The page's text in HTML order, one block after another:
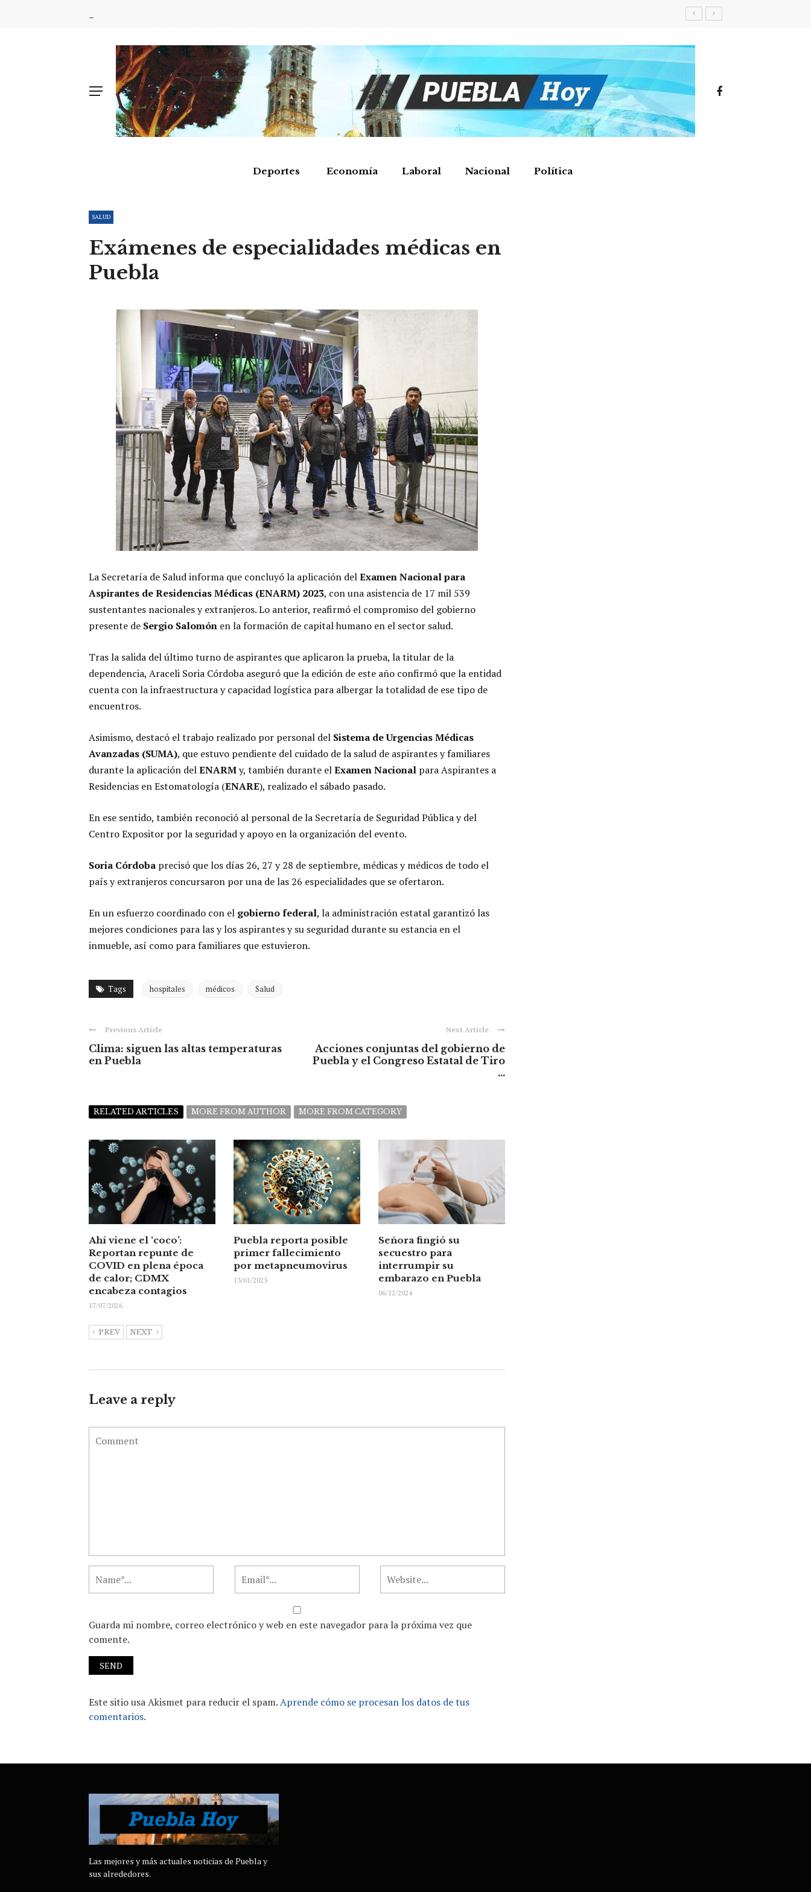
Deportes Economía Laboral Nacional Política
SALUD
Exámenes de especialidades médicas en
Puebla
La Secretaría de Salud informa que concluyó la aplicación delExamen Nacional para
Aspirantes de Residencias Médicas (ENARM) 2023, con una asistencia de 17 mil 539
sustentantes nacionales y extranjeros. Lo anterior, reafirmó el compromiso del gobierno
presente de Sergio Salomón en la formación de capital humano en el sector salud.
Tras la salida del último turno de aspirantes que aplicaron la prueba, la titular de la
dependencia, Araceli Soria Córdoba aseguró que la edición de este año confirmó que la entidad
cuenta con la infraestructura y capacidad logística para albergar la totalidad de ese tipo de
encuentros.
Asimismo, destacó el trabajo realizado por personal del Sistema de Urgencias Médicas
Avanzadas (SUMA), que estuvo pendiente del cuidado de la salud de aspirantes y familiares
durante la aplicación delENARMy, también durante elExamen Nacional para Aspirantes a
Residencias en Estomatología (ENARE), realizado el sábado pasado.
En ese sentido, también reconoció al personal de la Secretaría de Seguridad Pública y del
Centro Expositor por la seguridad y apoyo en la organización del evento.
Soria Córdoba precisó que los días 26, 27 y 28 de septiembre, médicas y médicos de todo el
país y extranjeros concursaron por una de las 26 especialidades que se ofertaron.
En un esfuerzo coordinado con el gobierno federal, la administración estatal garantizó las
mejores condiciones para las y los aspirantes y su seguridad durante su estancia en el
inmueble, así como para familiares que estuvieron.
Tags hospitales médicos Salud
Previous Article
Clima: siguen las altas temperaturas
en Puebla
Next Article
Acciones conjuntas del gobierno de
Puebla y el Congreso Estatal de Tiro
...
RELATED ARTICLES MORE FROM AUTHOR MORE FROM CATEGORY
Ahí viene el ‘coco’:
Reportan repunte de
COVID en plena época
de calor; CDMX
encabeza contagios
17/07/2026
Puebla reporta posible
primer fallecimiento
por metapneumovirus
13/01/2025
Señora fingió su
secuestro para
interrumpir su
embarazo en Puebla
06/12/2024
PREV NEXT
Leave a reply
Guarda mi nombre, correo electrónico y web en este navegador para la próxima vez que
comente.
Este sitio usa Akismet para reducir el spam.Aprende cómo se procesan los datos de tus
comentarios.
Las mejores y más actuales noticias de Puebla y
sus alrededores.